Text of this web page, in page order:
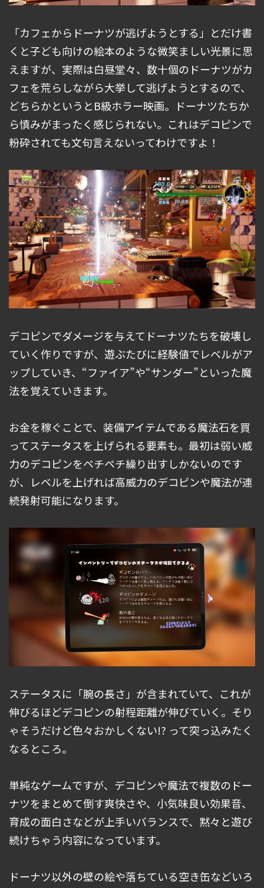
「カフェからドーナツが逃げようとする」とだけ書
くと子ども向けの絵本のような微笑ましい光景に思
えますが、実際は白昼堂々、数十個のドーナツがカ
フェを荒らしながら大挙して逃げようとするので、
どちらかというとB級ホラー映画。ドーナツたちか
ら慎みがまったく感じられない。これはデコピンで
粉砕されても文句言えないってわけですよ！
デコピンでダメージを与えてドーナツたちを破壊し
ていく作りですが、遊ぶたびに経験値でレベルがア
ップしていき、“ファイア”や“サンダー”といった魔
法を覚えていきます。
お金を稼ぐことで、装備アイテムである魔法石を買
ってステータスを上げられる要素も。最初は弱い威
力のデコピンをペチペチ繰り出すしかないのです
が、レベルを上げれば高威力のデコピンや魔法が連
続発射可能になります。
ステータスに「腕の長さ」が含まれていて、これが
伸びるほどデコピンの射程距離が伸びていく。そり
ゃそうだけど色々おかしくない!? って突っ込みたく
なるところ。
単純なゲームですが、デコピンや魔法で複数のドー
ナツをまとめて倒す爽快さや、小気味良い効果音、
育成の面白さなどが上手いバランスで、黙々と遊び
続けちゃう内容になっています。
ドーナツ以外の壁の絵や落ちている空き缶などいろ